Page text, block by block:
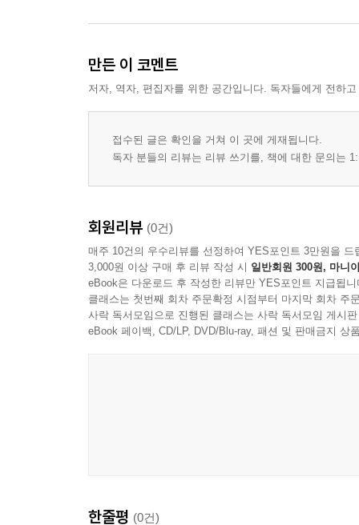
만든 이 코멘트
저자, 역자, 편집자를 위한 공간입니다. 독자들에게 전하
접수된 글은 확인을 거쳐 이 곳에 게재됩니다.
독자 분들의 리뷰는 리뷰 쓰기를, 책에 대한 문의는
회원리뷰 (0건)
매주 10건의 우수리뷰를 선정하여 YES포인트 3만원을 드
3,000원 이상 구매 후 리뷰 작성 시 일반회원 300원, 마니
eBook은 다운로드 후 작성한 리뷰만 YES포인트 지급됩니
클래스는 첫번째 회차 주문확정 시점부터 마지막 회차 주
사락 독서모임으로 진행된 클래스는 사락 독서모임 게시
eBook 페이백, CD/LP, DVD/Blu-ray, 패션 및 판매금지 상
한줄평 (0건)